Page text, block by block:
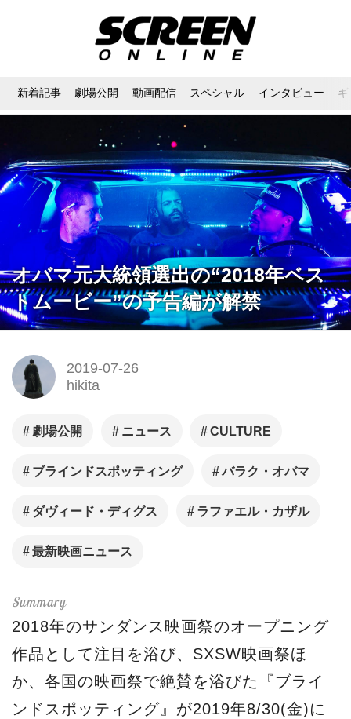
新着記事 劇場公開 動画配信 スペシャル インタビュー
オバマ元大統領選出の“2018年ベス
トムービー”の予告編が解禁
2019-07-26
hikita
劇場公開 ニュース CULTURE
ブラインドスポッティング バラク・オバマ
ダヴィード・ディグス ラファエル・カザル
最新映画ニュース
2018年のサンダンス映画祭のオープニング
作品として注目を浴び、SXSW映画祭ほ
か、各国の映画祭で絶賛を浴びた『ブライ
ンドスポッティング』が2019年8/30(金)に